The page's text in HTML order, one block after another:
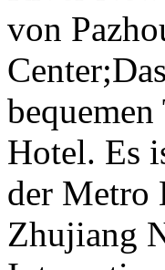
von
Hotel. Es
der Metro
Zhujiang